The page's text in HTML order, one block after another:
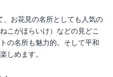
、お花見の名所としても人気の
こがほらいけ）などの見どこ
の名所も魅力的。そして平和
しめます。